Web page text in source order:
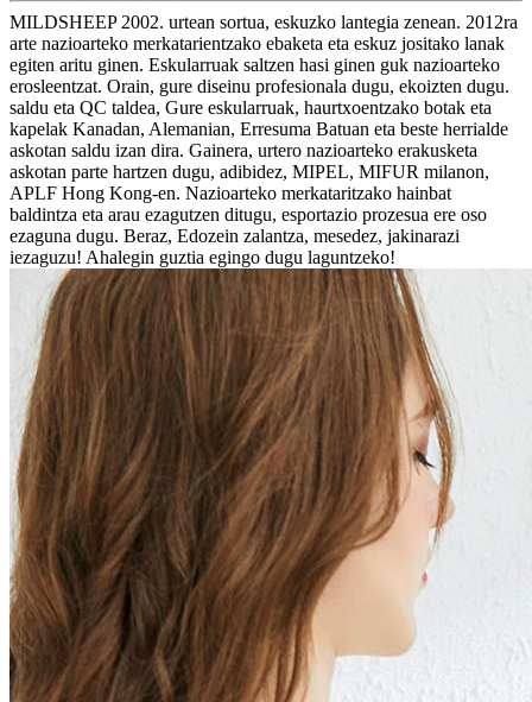
MILDSHEEP 2002. urtean sortua, eskuzko lantegia zenean. 2012ra
arte nazioarteko merkatarientzako ebaketa eta eskuz jositako lanak
egiten aritu ginen. Eskularruak saltzen hasi ginen guk nazioarteko
erosleentzat. Orain, gure diseinu profesionala dugu, ekoizten dugu.
saldu eta QC taldea, Gure eskularruak, haurtxoentzako botak eta
kapelak Kanadan, Alemanian, Erresuma Batuan eta beste herrialde
askotan saldu izan dira. Gainera, urtero nazioarteko erakusketa
askotan parte hartzen dugu, adibidez, MIPEL, MIFUR milanon,
APLF Hong Kong-en. Nazioarteko merkataritzako hainbat
baldintza eta arau ezagutzen ditugu, esportazio prozesua ere oso
ezaguna dugu. Beraz, Edozein zalantza, mesedez, jakinarazi
iezaguzu! Ahalegin guztia egingo dugu laguntzeko!